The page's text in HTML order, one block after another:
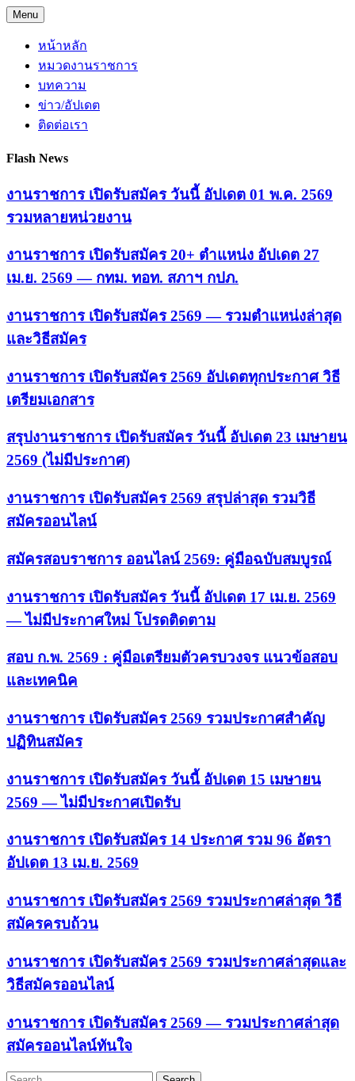
Skip
to
content
Menu
หน้าหลัก
หมวดงานราชการ
บทความ
ข่าว/อัปเดต
ติดต่อเรา
Flash News
งานราชการ เปิดรับสมัคร วันนี้ อัปเดต 01 พ.ค. 2569
รวมหลายหน่วยงาน
งานราชการ เปิดรับสมัคร 20+ ตำแหน่ง อัปเดต 27
เม.ย. 2569 — กทม. ทอท. สภาฯ กปภ.
งานราชการ เปิดรับสมัคร 2569 — รวมตำแหน่งล่าสุด
และวิธีสมัคร
งานราชการ เปิดรับสมัคร 2569 อัปเดตทุกประกาศ วิธี
เตรียมเอกสาร
สรุปงานราชการ เปิดรับสมัคร วันนี้ อัปเดต 23 เมษายน
2569 (ไม่มีประกาศ)
งานราชการ เปิดรับสมัคร 2569 สรุปล่าสุด รวมวิธี
สมัครออนไลน์
สมัครสอบราชการ ออนไลน์ 2569: คู่มือฉบับสมบูรณ์
งานราชการ เปิดรับสมัคร วันนี้ อัปเดต 17 เม.ย. 2569
— ไม่มีประกาศใหม่ โปรดติดตาม
สอบ ก.พ. 2569 : คู่มือเตรียมตัวครบวงจร แนวข้อสอบ
และเทคนิค
งานราชการ เปิดรับสมัคร 2569 รวมประกาศสำคัญ
ปฏิทินสมัคร
งานราชการ เปิดรับสมัคร วันนี้ อัปเดต 15 เมษายน
2569 — ไม่มีประกาศเปิดรับ
งานราชการ เปิดรับสมัคร 14 ประกาศ รวม 96 อัตรา
อัปเดต 13 เม.ย. 2569
งานราชการ เปิดรับสมัคร 2569 รวมประกาศล่าสุด วิธี
สมัครครบถ้วน
งานราชการ เปิดรับสมัคร 2569 รวมประกาศล่าสุดและ
วิธีสมัครออนไลน์
งานราชการ เปิดรับสมัคร 2569 — รวมประกาศล่าสุด
สมัครออนไลน์ทันใจ
Search